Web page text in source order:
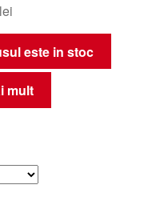
lei
este in stoc
mult